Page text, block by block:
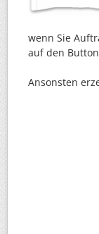
wenn Sie
auf den
Ansonsten